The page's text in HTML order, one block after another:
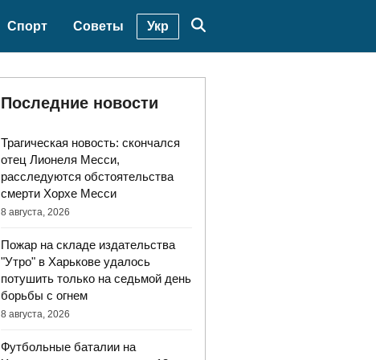
Спорт Советы Укр
Последние новости
Трагическая новость: скончался
отец Лионеля Месси,
расследуются обстоятельства
смерти Хорхе Месси
8 августа, 2026
Пожар на складе издательства
"Утро" в Харькове удалось
потушить только на седьмой день
борьбы с огнем
8 августа, 2026
Футбольные баталии на